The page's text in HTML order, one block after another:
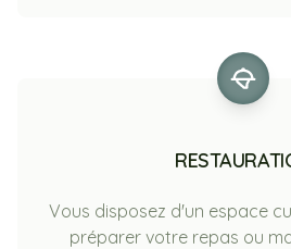
Vous disposez d'un espace
préparer votre repas ou